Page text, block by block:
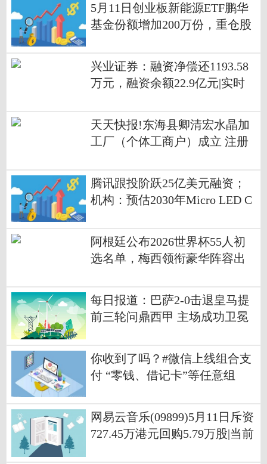
5月11日创业板新能源ETF鹏华
基金份额增加200万份，重仓股
术 每日播报
兴业证券：融资净偿还1193.58
万元，融资余额22.9亿元|实时
天天快报!东海县卿清宏水晶加
工厂（个体工商户）成立 注册
腾讯跟投阶跃25亿美元融资；
机构：预估2030年Micro LED C
｜数智早参
阿根廷公布2026世界杯55人初
选名单，梅西领衔豪华阵容出
每日报道：巴萨2-0击退皇马提
前三轮问鼎西甲 主场成功卫冕
你收到了吗？#微信上线组合支
付 “零钱、借记卡”等任意组
网易云音乐(09899)5月11日斥资
727.45万港元回购5.79万股|当前